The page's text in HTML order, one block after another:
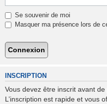
Se souvenir de moi
Masquer ma présence lors de
INSCRIPTION
Vous devez être inscrit avant
L’inscription est rapide et vous